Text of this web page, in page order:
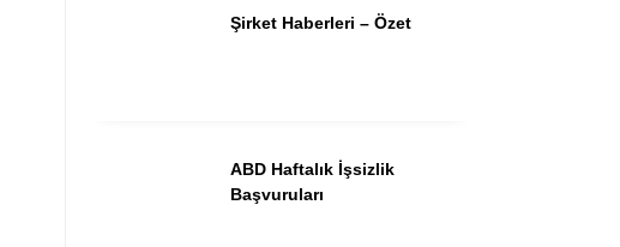
Kripto
Şirket Haberleri – Özet
ABD Haftalık İşsizlik
Başvuruları